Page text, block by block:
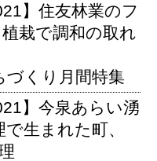
】住友林業のフ
栽で調和の取れ
づくり月間特集
】今泉あらい湧
生まれた町、